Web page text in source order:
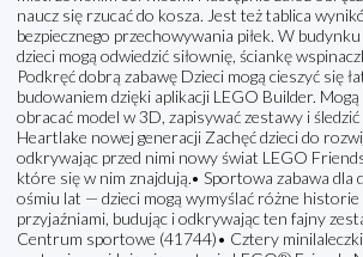
naucz się rzucać do kosza. Jest też tablica
bezpiecznego przechowywania piłek. W
dzieci mogą odwiedzić siłownię, ściankę
Podkręć dobrą zabawę Dzieci mogą cieszyć się
budowaniem dzięki aplikacji LEGO Builder.
obracać model w 3D, zapisywać zestawy i
Heartlake nowej generacji Zachęć dzieci do
odkrywając przed nimi nowy świat LEGO
które się w nim znajdują.• Sportowa zabawa dla
ośmiu lat — dzieci mogą wymyślać różne
przyjaźniami, budując i odkrywając ten fajny
Centrum sportowe (41744)• Cztery